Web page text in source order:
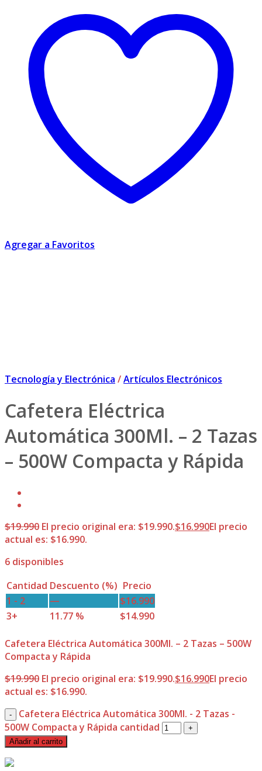
Agregar a Favoritos
Tecnología y Electrónica /Artículos Electrónicos
Cafetera Eléctrica
Automática 300Ml. – 2 Tazas
– 500W Compacta y Rápida
$19.990 El precio original era: $19.990.$16.990El precio
actual es: $16.990.
6 disponibles
Cantidad Descuento (%) Precio
1 - 2
— $16.990
3+
11.77 % $14.990
Cafetera Eléctrica Automática 300Ml. – 2 Tazas – 500W
Compacta y Rápida
$19.990 El precio original era: $19.990.$16.990El precio
actual es: $16.990.
Cafetera Eléctrica Automática 300Ml. - 2 Tazas -
500W Compacta y Rápida cantidad
Añadir al carrito